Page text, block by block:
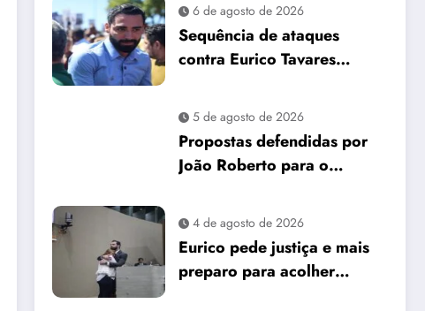
6 de agosto de 2026
Sequência de ataques
contra Eurico Tavares
corrida pela Aleam
5 de agosto de 2026
Propostas defendidas por
João Roberto para o
ao plano de governo de
David Almeida
4 de agosto de 2026
Eurico pede justiça e mais
preparo para acolher